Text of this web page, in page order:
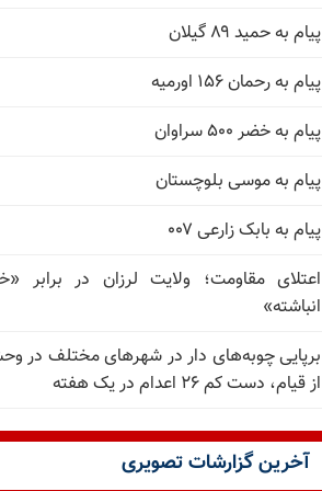
پیام به حمید ۸۹ گیلان
پیام به رحمان ۱۵۶ اورمیه
پیام به خضر ۵۰۰ سراوان
پیام به موسی بلوچستان
پیام به بابک زارعی ۰۰۷
اعتلای مقاومت؛ ولایت لرزان در برابر
انباشته»
برپایی چوبه‌های دار در شهرهای مختلف در
از قیام، دست کم ۲۶ اعدام در یک هفته
آخرین گزارشات تصویری